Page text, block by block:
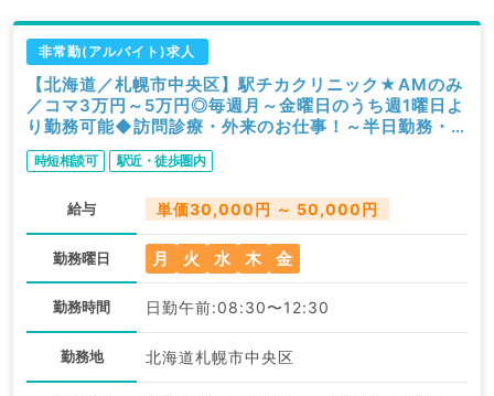
非常勤(アルバイト)求人
【北海道／札幌市中央区】駅チカクリニック★AMのみ
／コマ3万円～5万円◎毎週月～金曜日のうち週1曜日よ
り勤務可能◆訪問診療・外来のお仕事！～半日勤務・
時短勤務相談可～（内科系、総合診療科／非常勤）
時短相談可 駅近・徒歩圏内
給与 単価30,000円 ～ 50,000円
勤務曜日 月 火 水 木 金
勤務時間 日勤午前:08:30〜12:30
勤務地 北海道札幌市中央区